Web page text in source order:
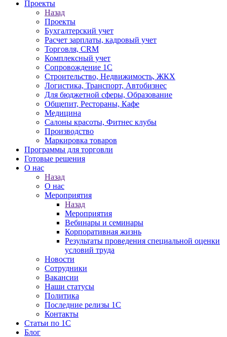
Проекты
Назад
Проекты
Бухгалтерский учет
Расчет зарплаты, кадровый учет
Торговля, CRM
Комплексный учет
Сопровождение 1С
Строительство, Недвижимость, ЖКХ
Логистика, Транспорт, Автобизнес
Для бюджетной сферы, Образование
Общепит, Рестораны, Кафе
Медицина
Салоны красоты, Фитнес клубы
Производство
Маркировка товаров
Программы для торговли
Готовые решения
О нас
Назад
О нас
Мероприятия
Назад
Мероприятия
Вебинары и семинары
Корпоративная жизнь
Результаты проведения специальной оценки
условий труда
Новости
Сотрудники
Вакансии
Наши статусы
Политика
Последние релизы 1C
Контакты
Статьи по 1С
Блог